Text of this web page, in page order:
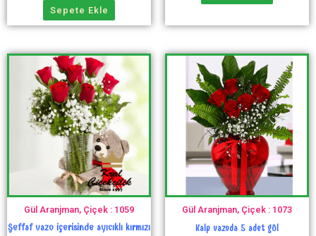
Sepete Ekle
Gül Aranjman, Çiçek : 1059
Şeffaf vazo içerisinde ayıcıklı kırmızı
Gül Aranjman, Çiçek : 1073
Kalp vazoda 5 adet gül